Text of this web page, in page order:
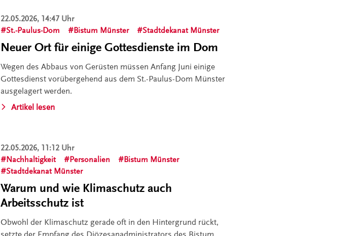
22.05.2026, 14:47 Uhr
St.-Paulus-Dom
Bistum Münster Stadtdekanat Münster
Neuer Ort für einige Gottesdienste im Dom
Wegen des Abbaus von Gerüsten müssen Anfang Juni einige
Gottesdienst vorübergehend aus dem St.-Paulus-Dom Münster
ausgelagert werden.
Artikel lesen
22.05.2026, 11:12 Uhr
Nachhaltigkeit
Personalien
Bistum Münster
Stadtdekanat Münster
Warum und wie Klimaschutz auch
Arbeitsschutz ist
Obwohl der Klimaschutz gerade oft in den Hintergrund rückt,